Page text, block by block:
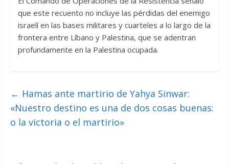
que este recuento no incluye las pérdidas del enemigo
israelí en las bases militares y cuarteles a lo largo de la
frontera entre Líbano y Palestina, que se adentran
profundamente en la Palestina ocupada.
← Hamas ante martirio de Yahya Sinwar:
«Nuestro destino es una de dos cosas buenas:
o la victoria o el martirio»